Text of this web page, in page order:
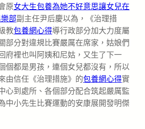
原女大生包養為她不好意思讓女兒在
部副主任尹后慶以為，《治理措
教包養網心得導行政部分加大力度屬
部分對違規比賽嚴厲在席家，姑娘們
府裡也叫阿姨和尼姑，又生了下一
個都是男孩，連個女兒都沒有，所以
由信任《治理措施》的包養網心得實
心到處所、各個部分配合筑起嚴厲監
中小先生比賽運動的安康展開發明傑